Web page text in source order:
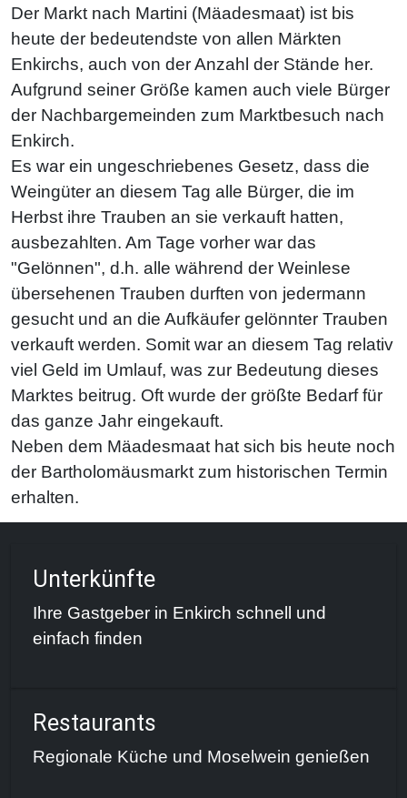
Der Markt nach Martini (Mäadesmaat) ist bis
heute der bedeutendste von allen Märkten
Enkirchs, auch von der Anzahl der Stände her.
Aufgrund seiner Größe kamen auch viele Bürger
der Nachbargemeinden zum Marktbesuch nach
Enkirch.
Es war ein ungeschriebenes Gesetz, dass die
Weingüter an diesem Tag alle Bürger, die im
Herbst ihre Trauben an sie verkauft hatten,
ausbezahlten. Am Tage vorher war das
"Gelönnen", d.h. alle während der Weinlese
übersehenen Trauben durften von jedermann
gesucht und an die Aufkäufer gelönnter Trauben
verkauft werden. Somit war an diesem Tag relativ
viel Geld im Umlauf, was zur Bedeutung dieses
Marktes beitrug. Oft wurde der größte Bedarf für
das ganze Jahr eingekauft.
Neben dem Mäadesmaat hat sich bis heute noch
der Bartholomäusmarkt zum historischen Termin
erhalten.
Unterkünfte
Ihre Gastgeber in Enkirch schnell und
einfach finden
Restaurants
Regionale Küche und Moselwein genießen
Dieser Cookie speichert die ausgewählten
Cookie Laufzeit:
1 Jahr
EXTERNE MEDIEN
Um Inhalte von Videoplattformen und Social Media
Plattformen anzeigen zu können, werden von
diesen externen Medien Cookies gesetzt.
YouTube
Vimeo